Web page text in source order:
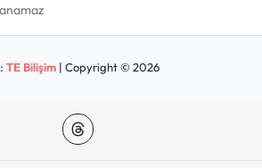
TE Bilişim | Copyright © 2026